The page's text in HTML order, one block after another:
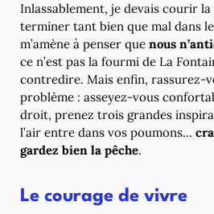
Inlassablement, je devais courir
terminer tant bien que mal dans
m’amène à penser que nous
ce n’est pas la fourmi de La
contredire. Mais enfin, rassurez-
problème : asseyez-vous
droit, prenez trois grandes
l’air entre dans vos poumons…
gardez bien la pêche.
Le courage de vivre